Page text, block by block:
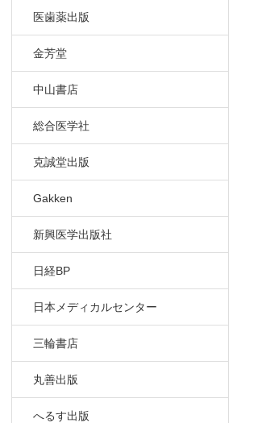
医歯薬出版
金芳堂
中山書店
総合医学社
克誠堂出版
Gakken
新興医学出版社
日経BP
日本メディカルセンター
三輪書店
丸善出版
へるす出版